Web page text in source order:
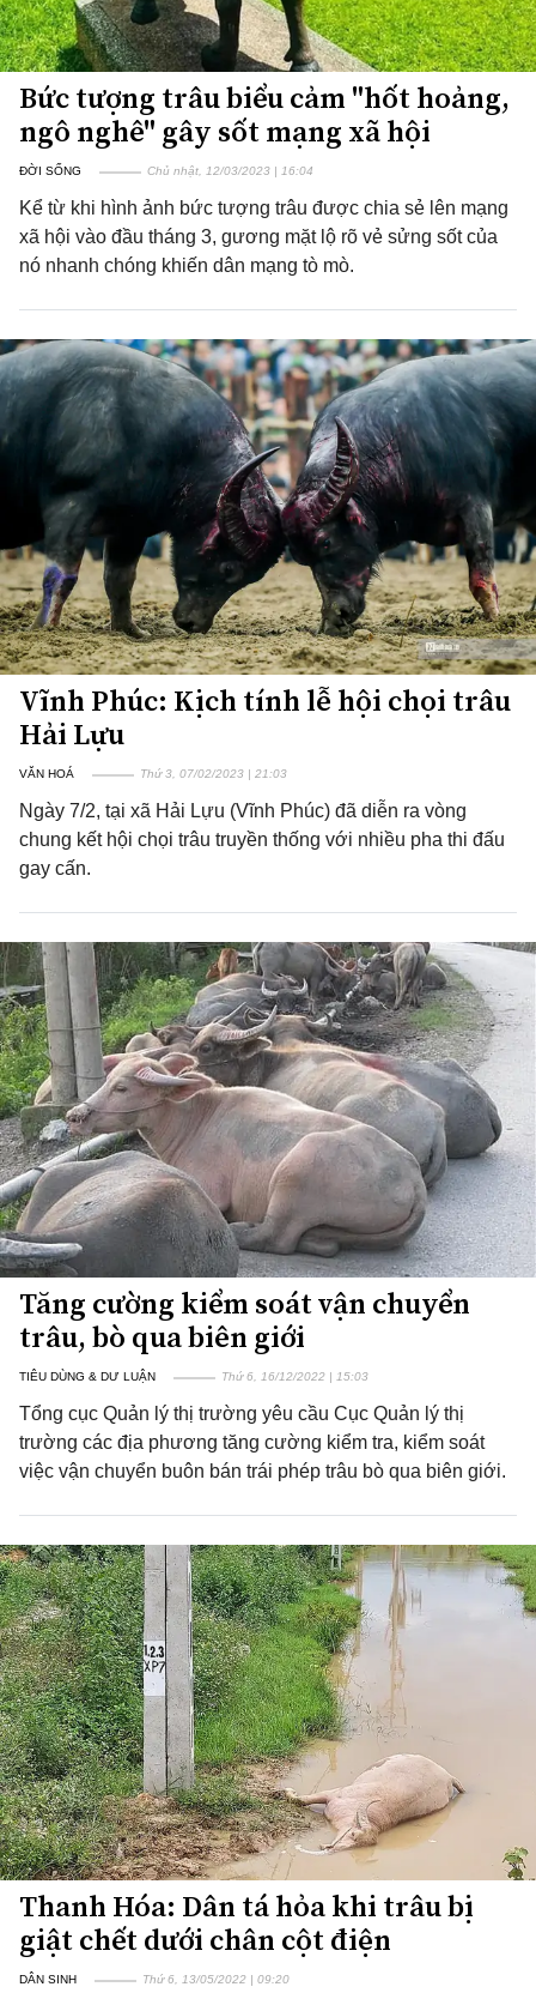
Bức tượng trâu biểu cảm "hốt hoảng,
ngô nghê" gây sốt mạng xã hội
ĐỜI SỐNG Chủ nhật, 12/03/2023 | 16:04
Kể từ khi hình ảnh bức tượng trâu được chia sẻ lên mạng
xã hội vào đầu tháng 3, gương mặt lộ rõ vẻ sửng sốt của
nó nhanh chóng khiến dân mạng tò mò.
Vĩnh Phúc: Kịch tính lễ hội chọi trâu
Hải Lựu
VĂN HOÁ Thứ 3, 07/02/2023 | 21:03
Ngày 7/2, tại xã Hải Lựu (Vĩnh Phúc) đã diễn ra vòng
chung kết hội chọi trâu truyền thống với nhiều pha thi đấu
gay cấn.
Tăng cường kiểm soát vận chuyển
trâu, bò qua biên giới
TIÊU DÙNG & DƯ LUẬN Thứ 6, 16/12/2022 | 15:03
Tổng cục Quản lý thị trường yêu cầu Cục Quản lý thị
trường các địa phương tăng cường kiểm tra, kiểm soát
việc vận chuyển buôn bán trái phép trâu bò qua biên giới.
Thanh Hóa: Dân tá hỏa khi trâu bị
giật chết dưới chân cột điện
DÂN SINH Thứ 6, 13/05/2022 | 09:20